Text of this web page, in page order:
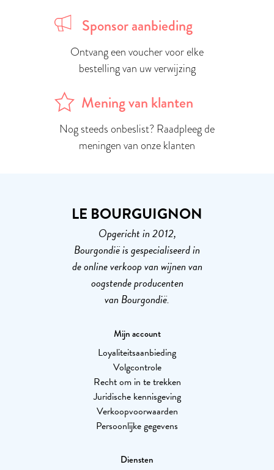
Sponsor aanbieding
Ontvang een voucher voor elke
bestelling van uw verwijzing
Mening van klanten
Nog steeds onbeslist? Raadpleeg de
meningen van onze klanten
LE BOURGUIGNON
Opgericht in 2012,
Bourgondië is gespecialiseerd in
de online verkoop van wijnen van
oogstende producenten
van Bourgondië.
Mijn account
Loyaliteitsaanbieding
Volgcontrole
Recht om in te trekken
Juridische kennisgeving
Verkoopvoorwaarden
Persoonlijke gegevens
Diensten